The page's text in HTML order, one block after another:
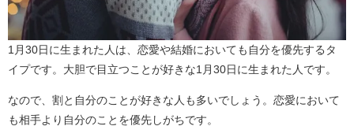
1月30日に生まれた人は、恋愛や結婚においても自分を優先するタ
イプです。大胆で目立つことが好きな1月30日に生まれた人です。
なので、割と自分のことが好きな人も多いでしょう。恋愛において
も相手より自分のことを優先しがちです。